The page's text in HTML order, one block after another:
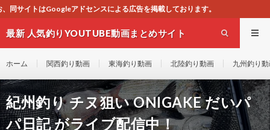
ンスによる広告を掲載しております。
最新 人気釣りYOUTUBE動画まとめサイト
ホーム 関西釣り動画 東海釣り動画 北陸釣り動画 九州釣り
紀州釣り チヌ狙い ONIGAKE だいパ
パ日記 がライブ配信中！